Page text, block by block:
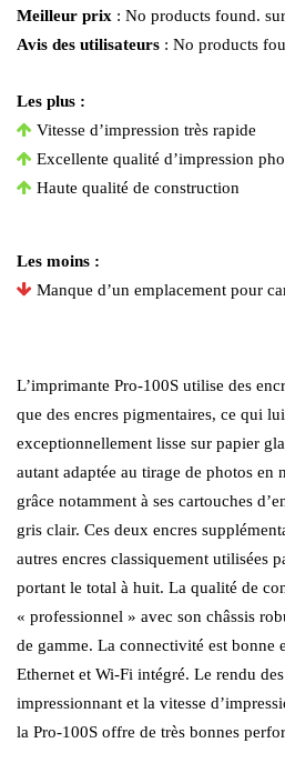
Meilleur prix : No products found.
Avis des utilisateurs : No products
Les plus :
Vitesse d’impression très rapide
Excellente qualité d’impression
Haute qualité de construction
Les moins :
Manque d’un emplacement pour
L’imprimante Pro-100S utilise des
que des encres pigmentaires, ce qui
exceptionnellement lisse sur papier
autant adaptée au tirage de photos en
grâce notamment à ses cartouches
gris clair. Ces deux encres
autres encres classiquement utilisées
portant le total à huit. La qualité de
« professionnel » avec son châssis
de gamme. La connectivité est bonne
Ethernet et Wi-Fi intégré. Le rendu
impressionnant et la vitesse
la Pro-100S offre de très bonnes